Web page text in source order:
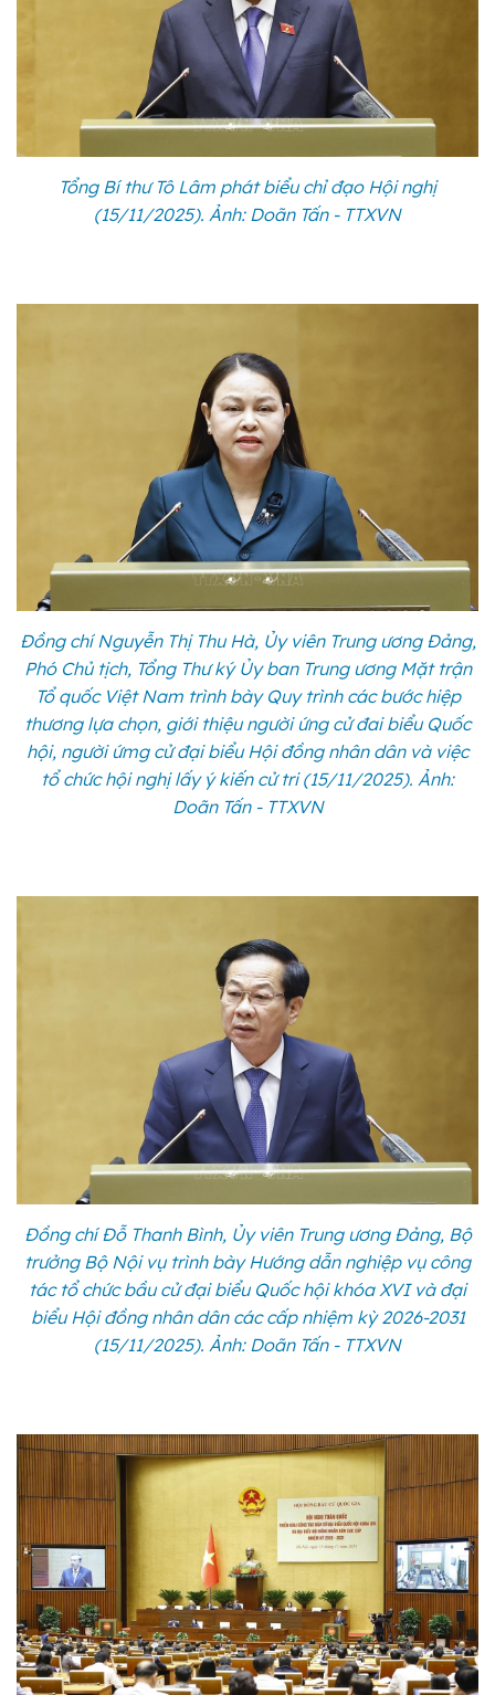
Tổng Bí thư Tô Lâm phát biểu chỉ đạo Hội nghị
(15/11/2025). Ảnh: Doãn Tấn - TTXVN
Đồng chí Nguyễn Thị Thu Hà, Ủy viên Trung ương Đảng,
Phó Chủ tịch, Tổng Thư ký Ủy ban Trung ương Mặt trận
Tổ quốc Việt Nam trình bày Quy trình các bước hiệp
thương lựa chọn, giới thiệu người ứng cử đai biểu Quốc
hội, người ứmg cử đại biểu Hội đồng nhân dân và việc
tổ chức hội nghị lấy ý kiến cử tri (15/11/2025). Ảnh:
Doãn Tấn - TTXVN
Đồng chí Đỗ Thanh Bình, Ủy viên Trung ương Đảng, Bộ
trưởng Bộ Nội vụ trình bày Hướng dẫn nghiệp vụ công
tác tổ chức bầu cử đại biểu Quốc hội khóa XVI và đại
biểu Hội đồng nhân dân các cấp nhiệm kỳ 2026-2031
(15/11/2025). Ảnh: Doãn Tấn - TTXVN